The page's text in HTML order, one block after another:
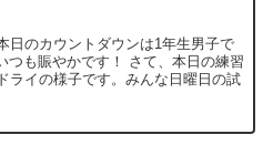
日のカウントダウンは1年生男子で
つも賑やかです！ さて、本日の練習
ライの様子です。みんな日曜日の試